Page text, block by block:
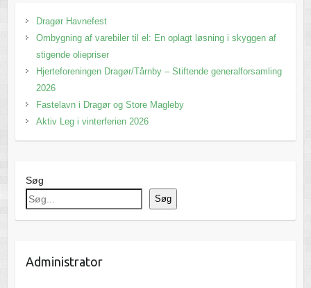
Dragør Havnefest
Ombygning af varebiler til el: En oplagt løsning i skyggen af
stigende oliepriser
Hjerteforeningen Dragør/Tårnby – Stiftende generalforsamling
2026
Fastelavn i Dragør og Store Magleby
Aktiv Leg i vinterferien 2026
Søg
Søg
Administrator